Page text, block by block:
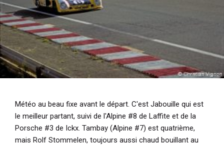
Météo au beau fixe avant le départ. C'est Jabouille qui est
le meilleur partant, suivi de l'Alpine #8 de Laffite et de la
Porsche #3 de Ickx. Tambay (Alpine #7) est quatrième,
mais Rolf Stommelen, toujours aussi chaud bouillant au